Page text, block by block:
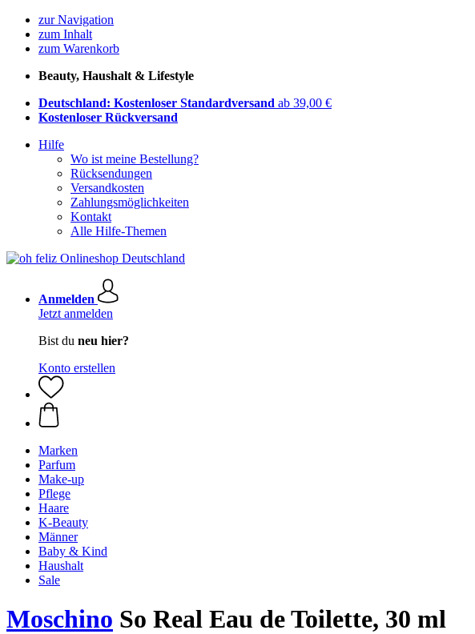
zur Navigation
zum Inhalt
zum Warenkorb
Beauty, Haushalt & Lifestyle
Deutschland: Kostenloser Standardversand ab 39,00 €
Kostenloser Rückversand
Hilfe
Wo ist meine Bestellung?
Rücksendungen
Versandkosten
Zahlungsmöglichkeiten
Kontakt
Alle Hilfe-Themen
Anmelden
Jetzt anmelden
Bist du neu hier?
Konto erstellen
Marken
Parfum
Make-up
Pflege
Haare
K-Beauty
Männer
Baby & Kind
Haushalt
Sale
Moschino So Real Eau de Toilette, 30 ml